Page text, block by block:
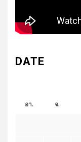
DATE
อา. จ.